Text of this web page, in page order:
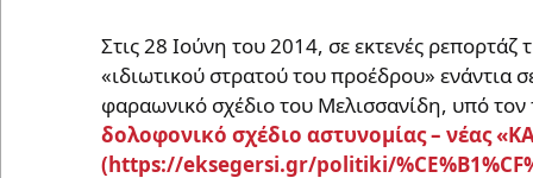
Στις 28 Ιούνη του 2014, σε εκτενές
«ιδιωτικού στρατού του προέδρου» ενάντια
φαραωνικό σχέδιο του Μελισσανίδη, υπό τον
δολοφονικό σχέδιο αστυνομίας – νέας